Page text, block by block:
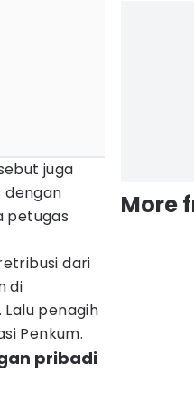
juga
petugas
dari
di
penagih
Penkum.
pribadi
More